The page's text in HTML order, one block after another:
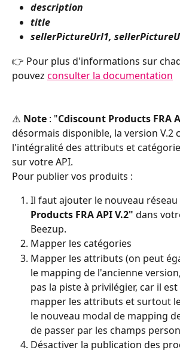
description
title
sellerPictureUrl1,
👉 Pour plus d'informations sur
pouvez consulter la documentation
⚠️ Note : "Cdiscount Products FRA
désormais disponible, la version V.2
l'intégralité des attributs et
sur votre API.
Pour publier vos produits :
Il faut ajouter le nouveau réseau
Products FRA API V.2" dans
Beezup.
Mapper les catégories
Mapper les attributs (on peut
le mapping de l'ancienne
pas la piste à privilégier, car il
mapper les attributs et surtout
le nouveau modal de mapping
de passer par les champs
Désactiver la publication des